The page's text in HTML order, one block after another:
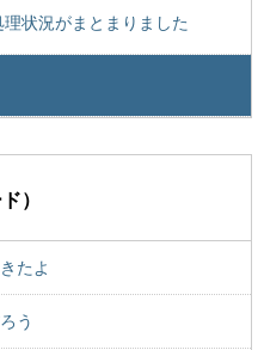
状況がまとまりました
）
たよ
う